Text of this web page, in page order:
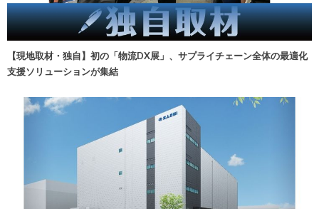
【現地取材・独自】初の「物流DX展」、サプライチェーン全体の最適化
支援ソリューションが集結